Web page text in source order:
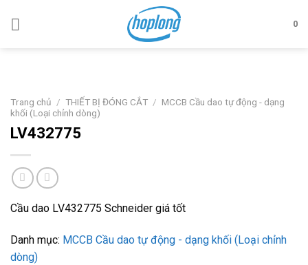
0
Trang chủ / THIẾT BỊ ĐÓNG CẮT / MCCB Cầu dao tự động - dạng
khối (Loại chỉnh dòng)
LV432775
Cầu dao LV432775 Schneider giá tốt
Danh mục: MCCB Cầu dao tự động - dạng khối (Loại chỉnh
dòng)